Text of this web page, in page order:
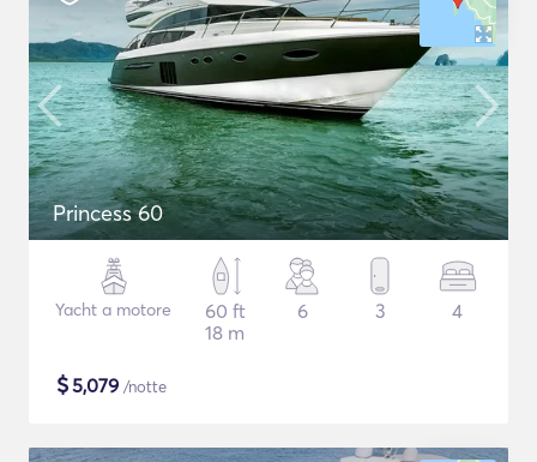
Princess 60
Yacht a motore
60 ft
18 m
6 3 4
$5,079 /notte